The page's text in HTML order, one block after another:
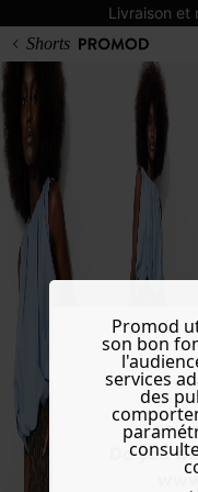
Livraison
Do you
Shorts
Promod
son bon
services
des